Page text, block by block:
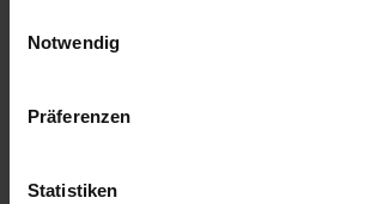
Notwendig
Präferenzen
Statistiken
Stachelwalze als Hilfsmittel um Tapeten
15 cm breite Stachelwalze zum
Teleskopstab aus Aluminium,
Integriertes Schutzgehäuse für eine